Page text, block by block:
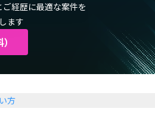
経歴に最適な案件を
ます
方